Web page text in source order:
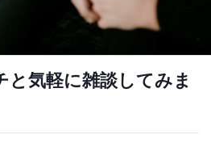
と気軽に雑談してみま